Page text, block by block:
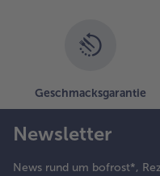
Geschmacksgarantie
Newsletter
News rund um bofrost*,